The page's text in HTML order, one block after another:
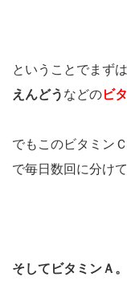
ということでまずは
えんどう などのビ
でもこのビタミン
で毎日数回に分け
そしてビタミンＡ。